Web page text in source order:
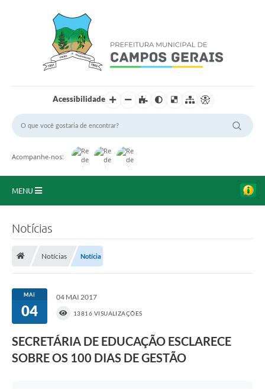
Acessibilidade
Acompanhe-nos:
MENU
Portal da Transparência
Secretarias
Notícias
Notícias Notícia
MAI
04
04 MAI 2017
13816 VISUALIZAÇÕES
SECRETÁRIA DE EDUCAÇÃO ESCLARECE
SOBRE OS 100 DIAS DE GESTÃO